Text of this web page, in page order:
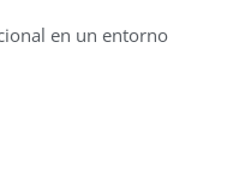
en un entorno